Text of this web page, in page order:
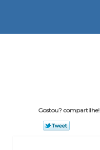
Gostou? compartilhe!